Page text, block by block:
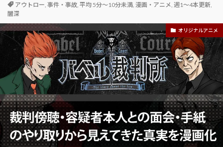
アウトロー, 事件・事故, 平均 5分～10分未満, 漫画・アニメ, 週1～4本更新,
闇深
オリジナルアニメ